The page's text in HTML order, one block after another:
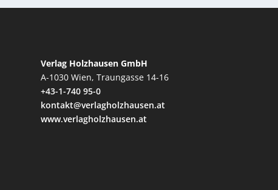
Verlag Holzhausen GmbH
A-1030 Wien, Traungasse 14-16
+43-1-740 95-0
kontakt@verlagholzhausen.at
www.verlagholzhausen.at